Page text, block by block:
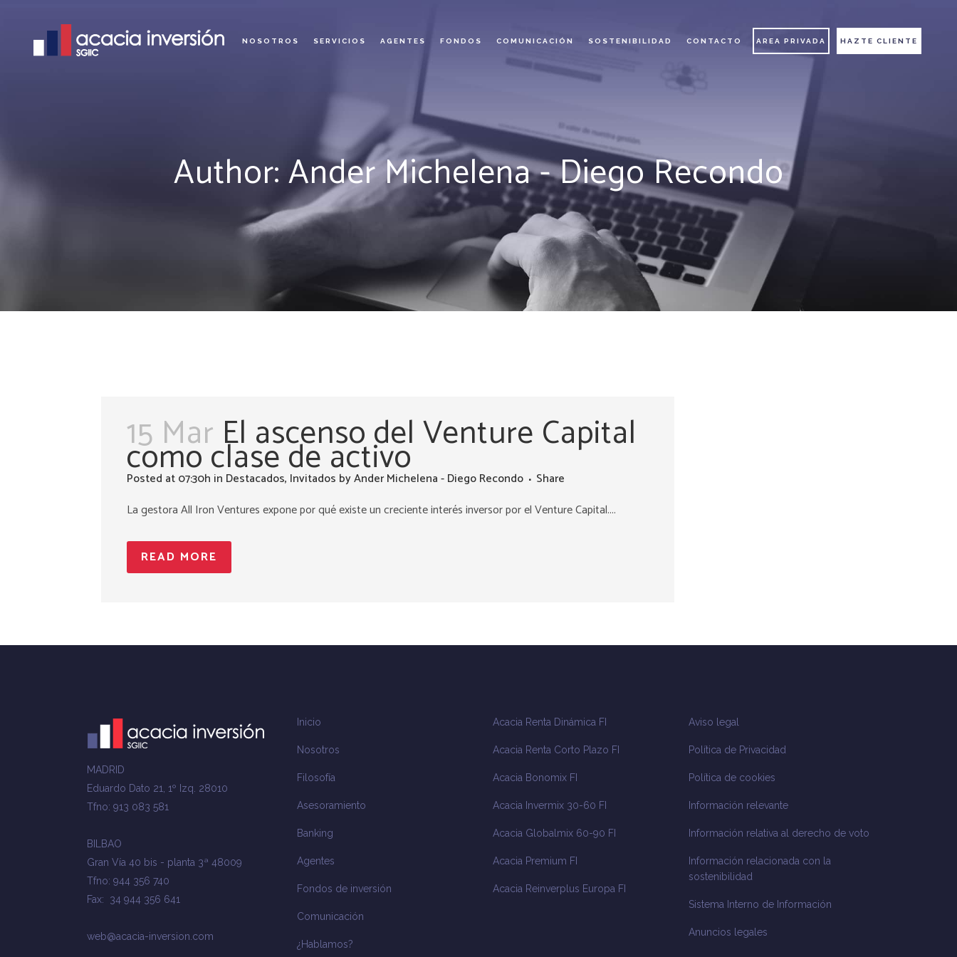
NOSOTROS SERVICIOS AGENTES FONDOS COMUNICACIÓN SOSTENIBILIDAD CONTACTO AREA PRIVADA HAZTE CLIENTE
Author: Ander Michelena - Diego Recondo
15 Mar El ascenso del Venture Capital
como clase de activo
Posted at 07:30h in Destacados, Invitados byAnder Michelena - Diego Recondo
Share
La gestora All Iron Ventures expone por qué existe un creciente interés inversor por el Venture Capital....
READ MORE
MADRID
Eduardo Dato 21, 1º Izq. 28010
Tfno: 913 083 581
BILBAO
Gran Vía 40 bis - planta 3ª 48009
Tfno: 944 356 740
Fax: 34 944 356 641
web@acacia-inversion.com
Inicio
Nosotros
Filosofía
Asesoramiento
Banking
Agentes
Fondos de inversión
Comunicación
¿Hablamos?
Acacia Renta Dinámica FI
Acacia Renta Corto Plazo FI
Acacia Bonomix FI
Acacia Invermix 30-60 FI
Acacia Globalmix 60-90 FI
Acacia Premium FI
Acacia Reinverplus Europa FI
Aviso legal
Política de Privacidad
Política de cookies
Información relevante
Información relativa al derecho de voto
Información relacionada con la
sostenibilidad
Sistema Interno de Información
Anuncios legales